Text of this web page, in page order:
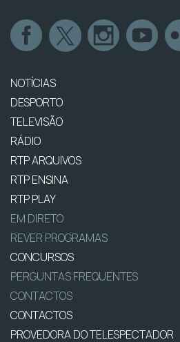
NOTÍCIAS
DESPORTO
TELEVISÃO
RÁDIO
RTP ARQUIVOS
RTP ENSINA
RTP PLAY
EM DIRETO
REVER PROGRAMAS
CONCURSOS
PERGUNTAS FREQUENTES
CONTACTOS
CONTACTOS
PROVEDORA DO TELESPECTADOR